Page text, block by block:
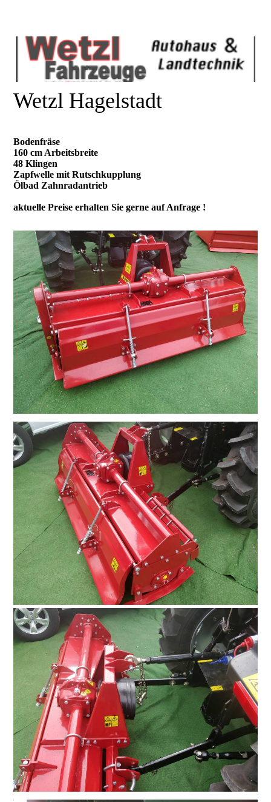
Wetzl Hagelstadt
Bodenfräse
160 cm Arbeitsbreite
48 Klingen
Zapfwelle mit Rutschkupplung
Ölbad Zahnradantrieb
aktuelle Preise erhalten Sie gerne auf Anfrage !